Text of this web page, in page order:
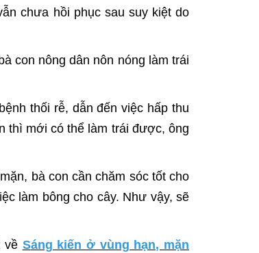
chưa hồi phục sau suy kiệt do
con nông dân nôn nóng làm trái
thối rễ, dẫn đến việc hấp thu
thì mới có thể làm trái được, ông
bà con cần chăm sóc tốt cho
làm bông cho cây. Như vậy, sẽ
về Sáng kiến ở vùng hạn, mặn